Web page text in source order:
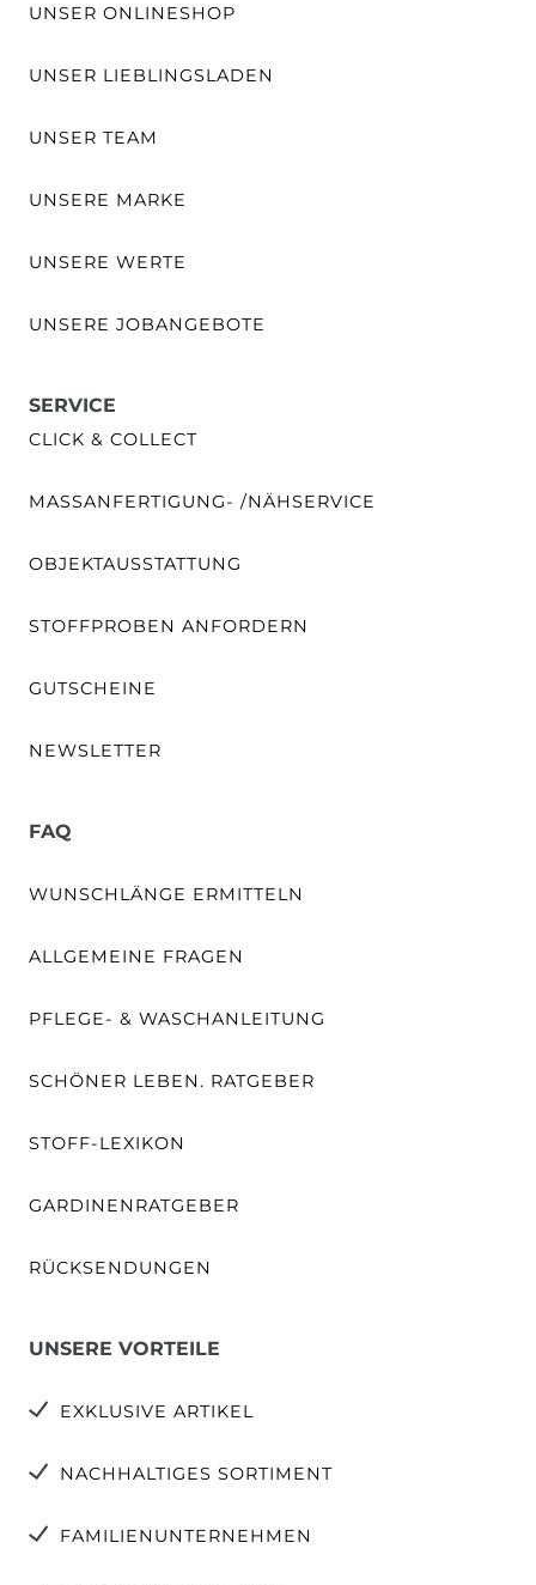
UNSER ONLINESHOP
UNSER LIEBLINGSLADEN
UNSER TEAM
UNSERE MARKE
UNSERE WERTE
UNSERE JOBANGEBOTE
SERVICE
CLICK & COLLECT
MASSANFERTIGUNG- /NÄHSERVICE
OBJEKTAUSSTATTUNG
STOFFPROBEN ANFORDERN
GUTSCHEINE
NEWSLETTER
FAQ
WUNSCHLÄNGE ERMITTELN
ALLGEMEINE FRAGEN
PFLEGE- & WASCHANLEITUNG
SCHÖNER LEBEN. RATGEBER
STOFF-LEXIKON
GARDINENRATGEBER
RÜCKSENDUNGEN
UNSERE VORTEILE
EXKLUSIVE ARTIKEL
NACHHALTIGES SORTIMENT
FAMILIENUNTERNEHMEN